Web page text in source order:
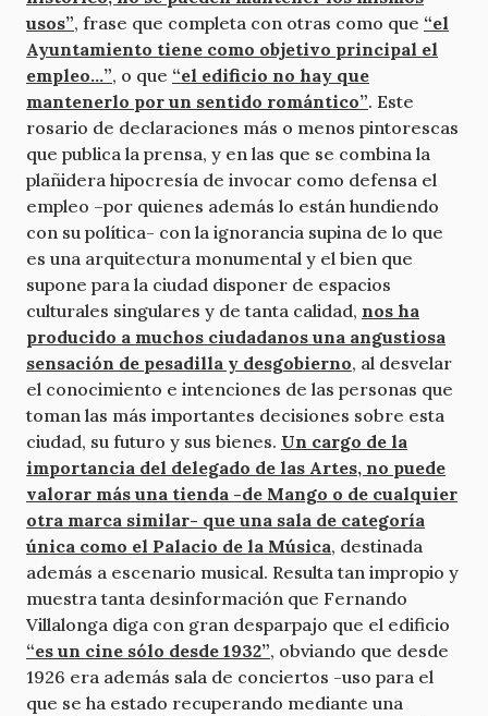
usos”, frase que completa con otras como que “el
Ayuntamiento tiene como objetivo principal el
empleo…”, o que “el edificio no hay que
mantenerlo por un sentido romántico”. Este
rosario de declaraciones más o menos pintorescas
que publica la prensa, y en las que se combina la
plañidera hipocresía de invocar como defensa el
empleo –por quienes además lo están hundiendo
con su política- con la ignorancia supina de lo que
es una arquitectura monumental y el bien que
supone para la ciudad disponer de espacios
culturales singulares y de tanta calidad, nos ha
producido a muchos ciudadanos una angustiosa
sensación de pesadilla y desgobierno, al desvelar
el conocimiento e intenciones de las personas que
toman las más importantes decisiones sobre esta
ciudad, su futuro y sus bienes. Un cargo de la
importancia del delegado de las Artes, no puede
valorar más una tienda -de Mango o de cualquier
otra marca similar- que una sala de categoría
única como el Palacio de la Música, destinada
además a escenario musical. Resulta tan impropio y
muestra tanta desinformación que Fernando
Villalonga diga con gran desparpajo que el edificio
“es un cine sólo desde 1932”, obviando que desde
1926 era además sala de conciertos -uso para el
que se ha estado recuperando mediante una